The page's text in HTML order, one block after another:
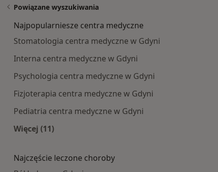
Powiązane wyszukiwania
Najpopularniesze centra medyczne
Stomatologia centra medyczne w Gdyni
Interna centra medyczne w Gdyni
Psychologia centra medyczne w Gdyni
Fizjoterapia centra medyczne w Gdyni
Pediatria centra medyczne w Gdyni
Więcej (11)
Najczęście leczone choroby